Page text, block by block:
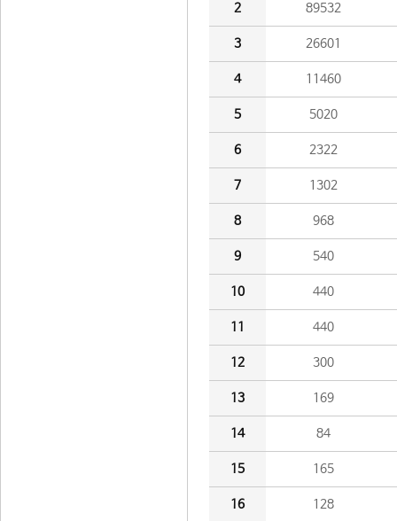
2 89532
3 26601
4 11460
5 5020
6 2322
7 1302
8 968
9 540
10 440
11 440
12 300
13 169
14 84
15 165
16 128